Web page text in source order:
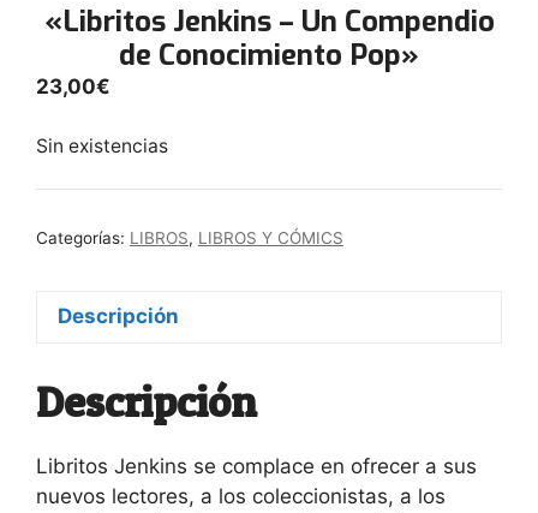
«Libritos Jenkins – Un Compendio
de Conocimiento Pop»
23,00€
Sin existencias
Categorías: LIBROS, LIBROS Y CÓMICS
Descripción
Descripción
Libritos Jenkins se complace en ofrecer a sus
nuevos lectores, a los coleccionistas, a los